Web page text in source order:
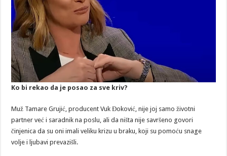
Ko bi rekao da je posao za sve kriv?
Muž Tamare Grujić, producent Vuk Đoković, nije joj samo životni
partner već i saradnik na poslu, ali da ništa nije savršeno govori
činjenica da su oni imali veliku krizu u braku, koji su pomoću snage
volje i ljubavi prevazišli.